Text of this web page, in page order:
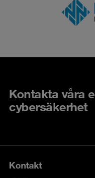
Kontakta våra
cybersäkerhet
Kontakt